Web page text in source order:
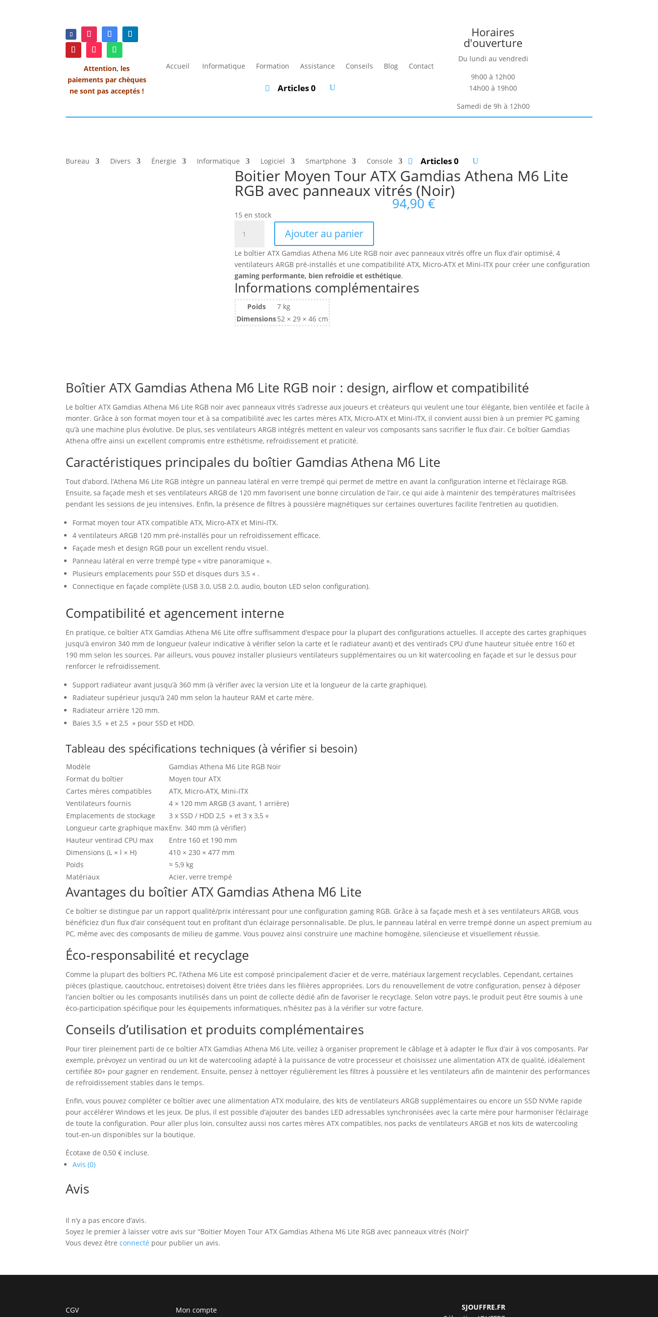
Attention, les
paiements par chèques
ne sont pas acceptés !
Accueil Informatique Formation Assistance Conseils Blog Contact
Articles 0
Horaires
d'ouverture
Du lundi au vendredi
9h00 à 12h00
14h00 à 19h00
Samedi de 9h à 12h00
Bureau Divers Énergie Informatique Logiciel Smartphone Console Articles 0
Boitier Moyen Tour ATX Gamdias Athena M6 Lite
RGB avec panneaux vitrés (Noir)
94,90 €
15 en stock
ATX
Gamdias
Athena
M6
Lite
(Noir)
Ajouter au panier
Le boîtier ATX Gamdias Athena M6 Lite RGB noir avec panneaux vitrés offre un flux d’air optimisé, 4
ventilateurs ARGB pré‑installés et une compatibilité ATX, Micro‑ATX et Mini‑ITX pour créer une configuration
gaming performante, bien refroidie et esthétique.
Informations complémentaires
Poids
7 kg
Dimensions52 × 29 × 46 cm
Boîtier ATX Gamdias Athena M6 Lite RGB noir : design, airflow et compatibilité
Le boîtier ATX Gamdias Athena M6 Lite RGB noir avec panneaux vitrés s’adresse aux joueurs et créateurs qui veulent une tour élégante, bien ventilée et facile à
monter. Grâce à son format moyen tour et à sa compatibilité avec les cartes mères ATX, Micro‑ATX et Mini‑ITX, il convient aussi bien à un premier PC gaming
qu’à une machine plus évolutive. De plus, ses ventilateurs ARGB intégrés mettent en valeur vos composants sans sacrifier le flux d’air. Ce boîtier Gamdias
Athena offre ainsi un excellent compromis entre esthétisme, refroidissement et praticité.
Caractéristiques principales du boîtier Gamdias Athena M6 Lite
Tout d’abord, l’Athena M6 Lite RGB intègre un panneau latéral en verre trempé qui permet de mettre en avant la configuration interne et l’éclairage RGB.
Ensuite, sa façade mesh et ses ventilateurs ARGB de 120 mm favorisent une bonne circulation de l’air, ce qui aide à maintenir des températures maîtrisées
pendant les sessions de jeu intensives. Enfin, la présence de filtres à poussière magnétiques sur certaines ouvertures facilite l’entretien au quotidien.
Format moyen tour ATX compatible ATX, Micro‑ATX et Mini‑ITX.
4 ventilateurs ARGB 120 mm pré‑installés pour un refroidissement efficace.
Façade mesh et design RGB pour un excellent rendu visuel.
Panneau latéral en verre trempé type « vitre panoramique ».
Plusieurs emplacements pour SSD et disques durs 3,5 « .
Connectique en façade complète (USB 3.0, USB 2.0, audio, bouton LED selon configuration).
Compatibilité et agencement interne
En pratique, ce boîtier ATX Gamdias Athena M6 Lite offre suffisamment d’espace pour la plupart des configurations actuelles. Il accepte des cartes graphiques
jusqu’à environ 340 mm de longueur (valeur indicative à vérifier selon la carte et le radiateur avant) et des ventirads CPU d’une hauteur située entre 160 et
190 mm selon les sources. Par ailleurs, vous pouvez installer plusieurs ventilateurs supplémentaires ou un kit watercooling en façade et sur le dessus pour
renforcer le refroidissement.
Support radiateur avant jusqu’à 360 mm (à vérifier avec la version Lite et la longueur de la carte graphique).
Radiateur supérieur jusqu’à 240 mm selon la hauteur RAM et carte mère.
Radiateur arrière 120 mm.
Baies 3,5 » et 2,5 » pour SSD et HDD.
Tableau des spécifications techniques (à vérifier si besoin)
Modèle
Gamdias Athena M6 Lite RGB Noir
Format du boîtier
Moyen tour ATX
Cartes mères compatibles
ATX, Micro‑ATX, Mini‑ITX
Ventilateurs fournis
4 × 120 mm ARGB (3 avant, 1 arrière)
Emplacements de stockage
3 x SSD / HDD 2,5 » et 3 x 3,5 «
Longueur carte graphique maxEnv. 340 mm (à vérifier)
Hauteur ventirad CPU max
Entre 160 et 190 mm
Dimensions (L × l × H)
410 × 230 × 477 mm
Poids
≈ 5,9 kg
Matériaux
Acier, verre trempé
Avantages du boîtier ATX Gamdias Athena M6 Lite
Ce boîtier se distingue par un rapport qualité/prix intéressant pour une configuration gaming RGB. Grâce à sa façade mesh et à ses ventilateurs ARGB, vous
bénéficiez d’un flux d’air conséquent tout en profitant d’un éclairage personnalisable. De plus, le panneau latéral en verre trempé donne un aspect premium au
PC, même avec des composants de milieu de gamme. Vous pouvez ainsi construire une machine homogène, silencieuse et visuellement réussie.
Éco‑responsabilité et recyclage
Comme la plupart des boîtiers PC, l’Athena M6 Lite est composé principalement d’acier et de verre, matériaux largement recyclables. Cependant, certaines
pièces (plastique, caoutchouc, entretoises) doivent être triées dans les filières appropriées. Lors du renouvellement de votre configuration, pensez à déposer
l’ancien boîtier ou les composants inutilisés dans un point de collecte dédié afin de favoriser le recyclage. Selon votre pays, le produit peut être soumis à une
éco‑participation spécifique pour les équipements informatiques, n’hésitez pas à la vérifier sur votre facture.
Conseils d’utilisation et produits complémentaires
Pour tirer pleinement parti de ce boîtier ATX Gamdias Athena M6 Lite, veillez à organiser proprement le câblage et à adapter le flux d’air à vos composants. Par
exemple, prévoyez un ventirad ou un kit de watercooling adapté à la puissance de votre processeur et choisissez une alimentation ATX de qualité, idéalement
certifiée 80+ pour gagner en rendement. Ensuite, pensez à nettoyer régulièrement les filtres à poussière et les ventilateurs afin de maintenir des performances
de refroidissement stables dans le temps.
Enfin, vous pouvez compléter ce boîtier avec une alimentation ATX modulaire, des kits de ventilateurs ARGB supplémentaires ou encore un SSD NVMe rapide
pour accélérer Windows et les jeux. De plus, il est possible d’ajouter des bandes LED adressables synchronisées avec la carte mère pour harmoniser l’éclairage
de toute la configuration. Pour aller plus loin, consultez aussi nos cartes mères ATX compatibles, nos packs de ventilateurs ARGB et nos kits de watercooling
tout‑en‑un disponibles sur la boutique.
Écotaxe de 0,50 € incluse.
Avis (0)
Avis
Il n’y a pas encore d’avis.
Soyez le premier à laisser votre avis sur “Boitier Moyen Tour ATX Gamdias Athena M6 Lite RGB avec panneaux vitrés (Noir)”
Vous devez êtreconnecté pour publier un avis.
CGV Mon compte
SJOUFFRE.FR